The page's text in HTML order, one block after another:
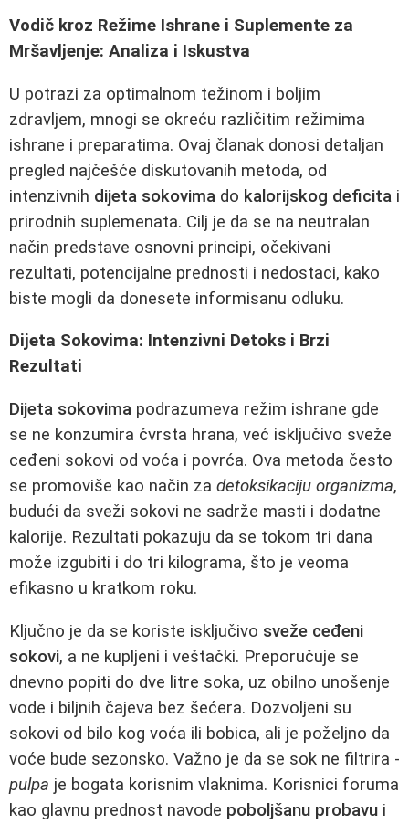
Vodič kroz Režime Ishrane i Suplemente za
Mršavljenje: Analiza i Iskustva
U potrazi za optimalnom težinom i boljim
zdravljem, mnogi se okreću različitim režimima
ishrane i preparatima. Ovaj članak donosi detaljan
pregled najčešće diskutovanih metoda, od
intenzivnih dijeta sokovima do kalorijskog deficita i
prirodnih suplemenata. Cilj je da se na neutralan
način predstave osnovni principi, očekivani
rezultati, potencijalne prednosti i nedostaci, kako
biste mogli da donesete informisanu odluku.
Dijeta Sokovima: Intenzivni Detoks i Brzi
Rezultati
Dijeta sokovima podrazumeva režim ishrane gde
se ne konzumira čvrsta hrana, već isključivo sveže
ceđeni sokovi od voća i povrća. Ova metoda često
se promoviše kao način za detoksikaciju organizma,
budući da sveži sokovi ne sadrže masti i dodatne
kalorije. Rezultati pokazuju da se tokom tri dana
može izgubiti i do tri kilograma, što je veoma
efikasno u kratkom roku.
Ključno je da se koriste isključivo sveže ceđeni
sokovi, a ne kupljeni i veštački. Preporučuje se
dnevno popiti do dve litre soka, uz obilno unošenje
vode i biljnih čajeva bez šećera. Dozvoljeni su
sokovi od bilo kog voća ili bobica, ali je poželjno da
voće bude sezonsko. Važno je da se sok ne filtrira -
pulpa je bogata korisnim vlaknima. Korisnici foruma
kao glavnu prednost navode poboljšanu probavu i